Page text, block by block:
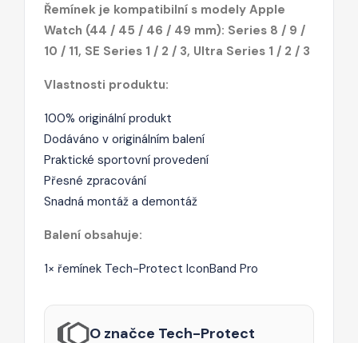
Řemínek je kompatibilní s modely Apple
Watch (44 / 45 / 46 / 49 mm): Series 8 / 9 /
10 / 11, SE Series 1 / 2 / 3, Ultra Series 1 / 2 / 3
Vlastnosti produktu:
100% originální produkt
Dodáváno v originálním balení
Praktické sportovní provedení
Přesné zpracování
Snadná montáž a demontáž
Balení obsahuje:
1× řemínek Tech-Protect IconBand Pro
O značce Tech-Protect